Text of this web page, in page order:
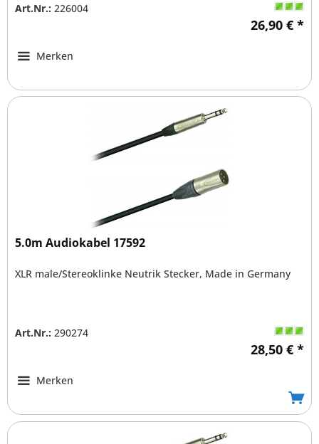
Art.Nr.: 226004
26,90 € *
Merken
5.0m Audiokabel 17592
XLR male/Stereoklinke Neutrik Stecker, Made in Germany
Art.Nr.: 290274
28,50 € *
Merken